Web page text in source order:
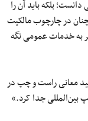
دانست؛ بلکه باید آن را
در چارچوب مالکیت
به خدمات عمومی نگه
معانی راست و چپ در
بین‌المللی جدا کرد.»